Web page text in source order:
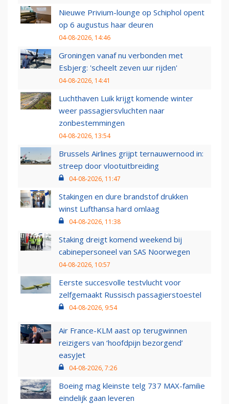
Nieuwe Privium-lounge op Schiphol opent
op 6 augustus haar deuren
04-08-2026, 14:46
Groningen vanaf nu verbonden met
Esbjerg: 'scheelt zeven uur rijden'
04-08-2026, 14:41
Luchthaven Luik krijgt komende winter
weer passagiersvluchten naar
zonbestemmingen
04-08-2026, 13:54
Brussels Airlines grijpt ternauwernood in:
streep door vlootuitbreiding
04-08-2026, 11:47
Stakingen en dure brandstof drukken
winst Lufthansa hard omlaag
04-08-2026, 11:38
Staking dreigt komend weekend bij
cabinepersoneel van SAS Noorwegen
04-08-2026, 10:57
Eerste succesvolle testvlucht voor
zelfgemaakt Russisch passagierstoestel
04-08-2026, 9:54
Air France-KLM aast op terugwinnen
reizigers van ‘hoofdpijn bezorgend’
easyJet
04-08-2026, 7:26
Boeing mag kleinste telg 737 MAX-familie
eindelijk gaan leveren